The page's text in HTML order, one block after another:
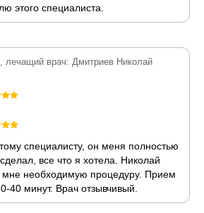
этого специалиста.
лечащий врач: Дмитриев Николай
специалисту, он меня полностью
все что я хотела. Николай
мне необходимую процедуру. Прием
40 минут. Врач отзывчивый.